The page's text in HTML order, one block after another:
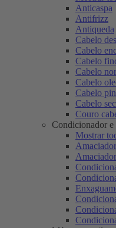
Anticaspa
Antifrizz
Antiqueda
Cabelo
Cabelo
Cabelo
Cabelo
Cabelo
Cabelo
Cabelo
Couro
Condicionador e
Mostrar